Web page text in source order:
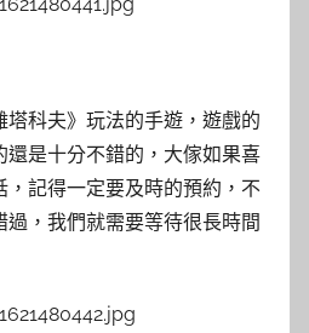
科夫》玩法的手遊，遊戲的
還是十分不錯的，大傢如果喜
，記得一定要及時的預約，不
，我們就需要等待很長時間